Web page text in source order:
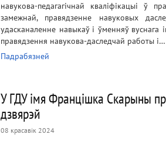
навукова-педагагічнай кваліфікацыі ў
замежнай, правядзенне навуковых
удасканаленне навыкаў і ўменняў
правядзення навукова-даследчай работы і…
Падрабязней
У ГДУ імя Францішка Скарыны
дзвярэй
08 красавік 2024